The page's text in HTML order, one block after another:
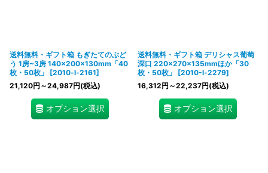
送料無料・ギフト箱 もぎたてのぶど
う 1房~3房 140×200×130mm「40
枚・50枚」
[2010-l-2161]
21,120円 ～24,987円(税込)
オプション選択
送料無料・ギフト箱 デリシャス葡萄
深口 220×270×135mmほか「30
枚・50枚」
[2010-l-2279]
16,312円 ～22,237円(税込)
オプション選択